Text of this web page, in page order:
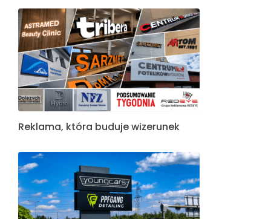
Reklama, która buduje wizerunek